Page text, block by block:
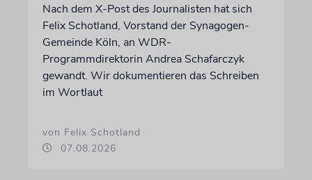
Nach dem X-Post des Journalisten hat sich
Felix Schotland, Vorstand der Synagogen-
Gemeinde Köln, an WDR-
Programmdirektorin Andrea Schafarczyk
gewandt. Wir dokumentieren das Schreiben
im Wortlaut
von Felix Schotland
07.08.2026